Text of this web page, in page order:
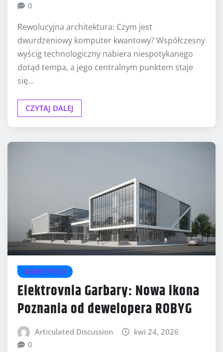
0
Rewolucyjna architektura: Czym jest
dwurdzeniowy komputer kwantowy? Współczesny
wyścig technologiczny nabiera niespotykanego
dotąd tempa, a jego centralnym punktem staje
się…
CZYTAJ DALEJ
INWESTYCJE
Elektrovnia Garbary: Nowa ikona
Poznania od dewelopera ROBYG
Articulated Discussion
kwi 24, 2026
0